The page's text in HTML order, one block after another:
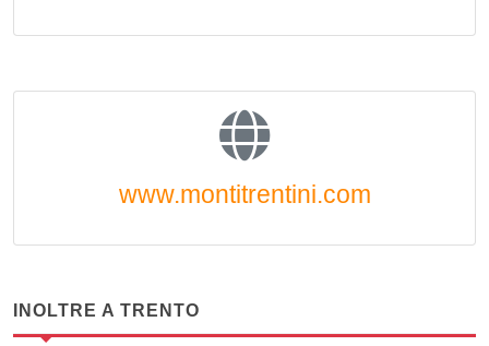
www.montitrentini.com
INOLTRE A TRENTO